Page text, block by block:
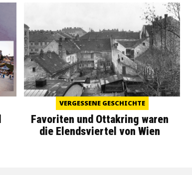
VERGESSENE GESCHICHTE
Favoriten und Ottakring waren
die Elendsviertel von Wien